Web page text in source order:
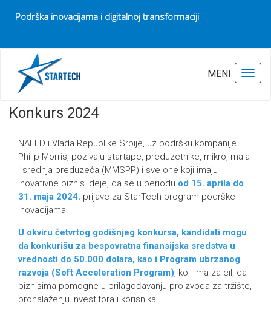
Podrška inovacijama i digitalnoj transformaciji
MENI
Pocetna Konkurs 2024 Poslednja izmena: 30.05.2025
Konkurs 2024
NALED i Vlada Republike Srbije, uz podršku kompanije
Philip Morris, pozivaju startape, preduzetnike, mikro, mala
i srednja preduzeća (MMSPP) i sve one koji imaju
inovativne biznis ideje, da se u periodu od 15. aprila do
31. maja 2024. prijave za StarTech program podrške
inovacijama!
U okviru četvrtog godišnjeg konkursa, kandidati mogu
da konkurišu za bespovratna finansijska sredstva u
vrednosti do 50.000 dolara, kao i Program ubrzanog
razvoja (Soft Acceleration Program), koji ima za cilj da
biznisima pomogne u prilagođavanju proizvoda za tržište,
pronalaženju investitora i korisnika.